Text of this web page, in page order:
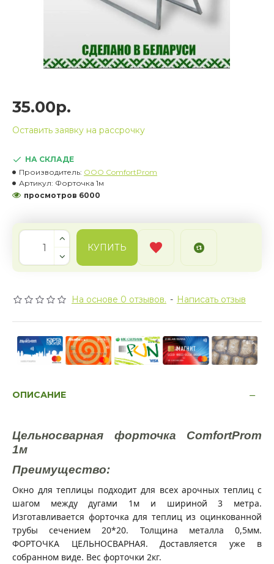
НА СКЛАДЕ
Производитель: OOO ComfortProm
Артикул: Форточка 1м
просмотров 6000
На основе 0 отзывов. - Написать отзыв
35.00р.
Оставить заявку на рассрочку
КУПИТЬ
ОПИСАНИЕ
Цельносварная форточка ComfortProm
1м
Преимущество:
Окно для теплицы подходит для всех арочных теплиц с
шагом между дугами 1м и шириной 3 метра.
Изготавливается форточка для теплиц из оцинкованной
трубы сечением 20*20. Толщина металла 0,5мм.
ФОРТОЧКА ЦЕЛЬНОСВАРНАЯ. Доставляется уже в
собранном виде. Вес форточки 2кг.